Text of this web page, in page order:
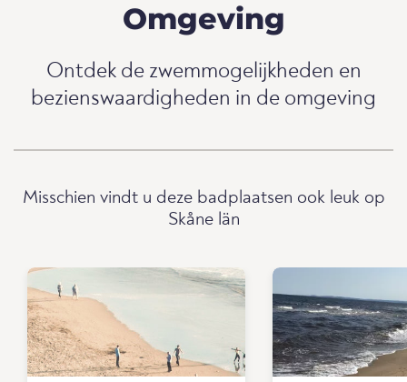
Omgeving
Ontdek de zwemmogelijkheden en
bezienswaardigheden in de omgeving
Misschien vindt u deze badplaatsen ook leuk op
Skåne län